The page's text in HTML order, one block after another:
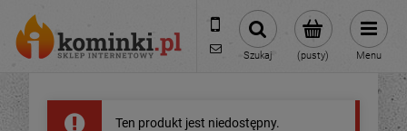
601954074
biuro@ikominki.pl
(pusty)
Szukaj Menu
Ten produkt jest niedostępny.